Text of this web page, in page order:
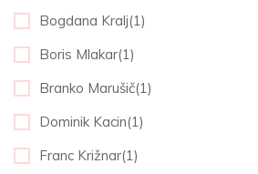
Bogdana Kralj(1)
Boris Mlakar(1)
Branko Marušič(1)
Dominik Kacin(1)
Franc Križnar(1)